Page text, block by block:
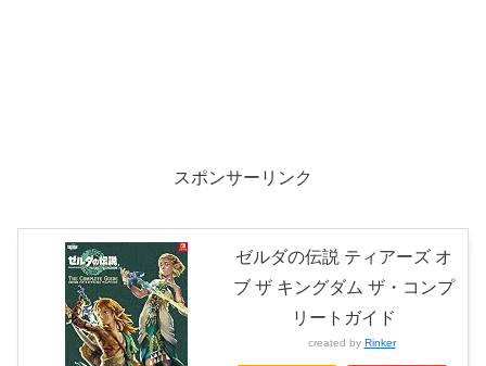
スポンサーリンク
ゼルダの伝説 ティアーズ オ
ブ ザ キングダム ザ・コンプ
リートガイド
created by Rinker